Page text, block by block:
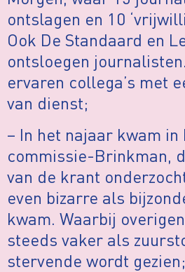
ontslagen en 10
Ook De Standaard en
ontsloegen
ervaren collega’s met
van dienst;
– In het najaar kwam
commissie-Brinkman,
van de krant
even bizarre als
kwam. Waarbij
steeds vaker als
stervende wordt gezien;